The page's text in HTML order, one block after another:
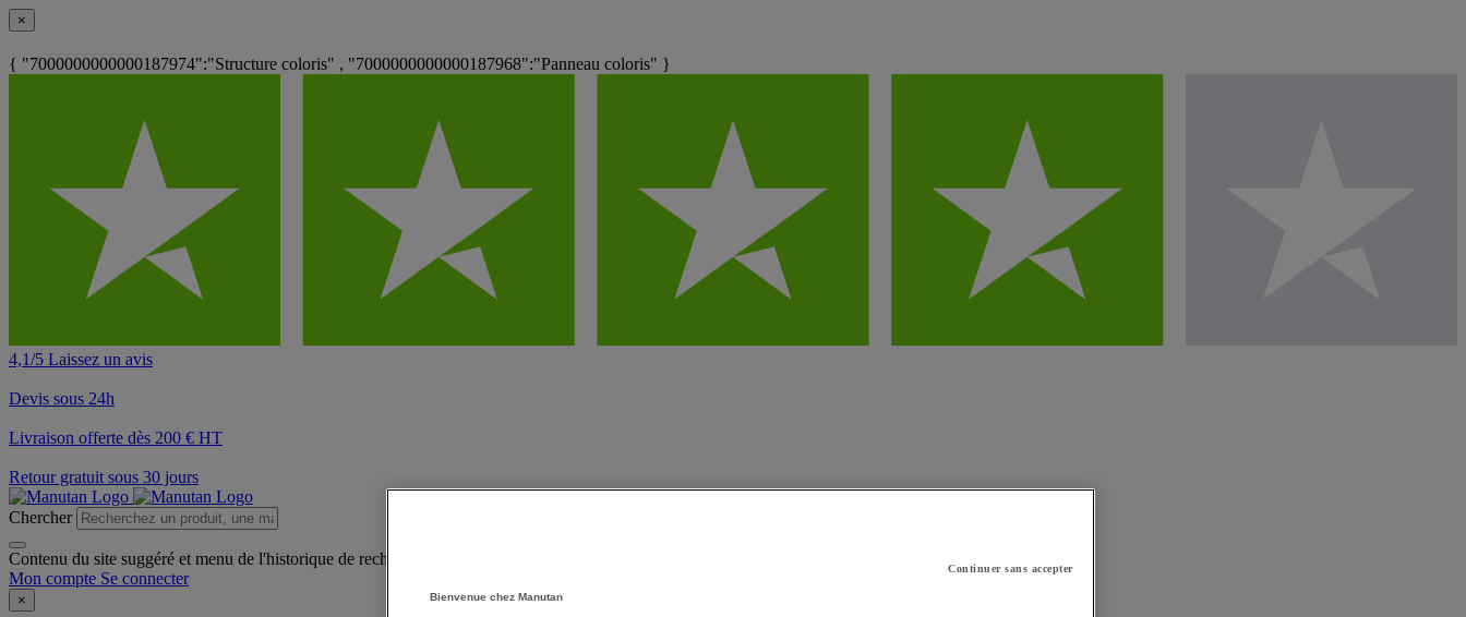
×
{ "7000000000000187974":"Structure coloris" , "7000000000000187968":"Panneau coloris" }
4,1/5 Laissez un avis
Devis sous 24h
Livraison offerte dès 200 € HT
Retour gratuit sous 30 jours
Chercher
Contenu du site suggéré et menu de l'historique de recherche
Mon compte Se connecter
×
Continuer sans accepter
Bienvenue chez Manutan